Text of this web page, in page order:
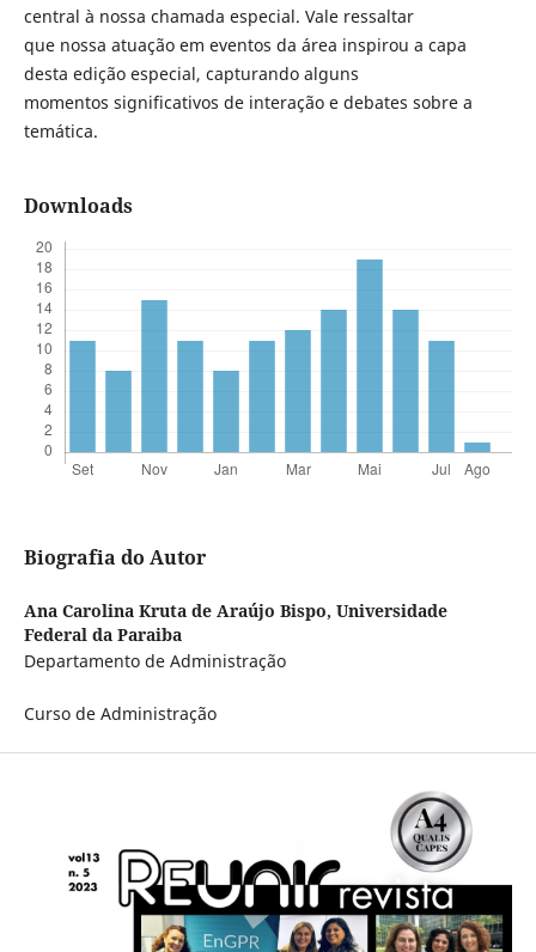
central à nossa chamada especial. Vale ressaltar
que nossa atuação em eventos da área inspirou a capa
desta edição especial, capturando alguns
momentos significativos de interação e debates sobre a
temática.
Downloads
Biografia do Autor
Ana Carolina Kruta de Araújo Bispo, Universidade
Federal da Paraiba
Departamento de Administração
Curso de Administração